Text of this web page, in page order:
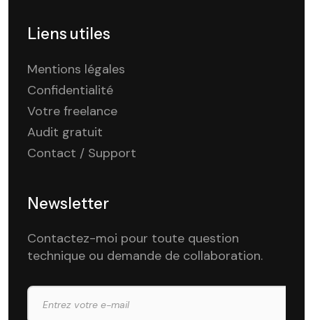
Liens utiles
Mentions légales
Confidentialité
Votre freelance
Audit gratuit
Contact / Support
Newsletter
Contactez-moi pour toute question
technique ou demande de collaboration.